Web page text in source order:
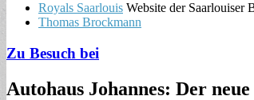
Royals Saarlouis Website der Saarlouiser
Thomas Brockmann
Zu Besuch bei
Autohaus Johannes: Der